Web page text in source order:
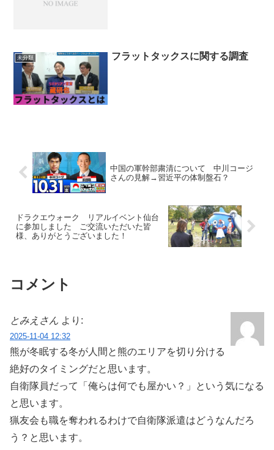
未分類 フラットタックスに関する調査
中国の軍幹部粛清について 中川コージ
さんの見解→習近平の体制盤石？
ドラクエウォーク リアルイベント仙台
に参加しました ご交流いただいた皆
様、ありがとうございました！
コメント
とみえさん より:
2025-11-04 12:32
熊が冬眠する冬が人間と熊のエリアを切り分ける
絶好のタイミングだと思います。
自衛隊員だって「俺らは何でも屋かい？」という気になる
と思います。
猟友会も職を奪われるわけで自衛隊派遣はどうなんだろ
う？と思います。